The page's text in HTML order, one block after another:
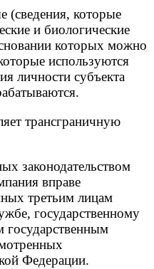
(сведения, которые
и биологические
которых можно
используются
личности субъекта
трансграничную
законодательством
вправе
третьим лицам
государственному
Федерации.